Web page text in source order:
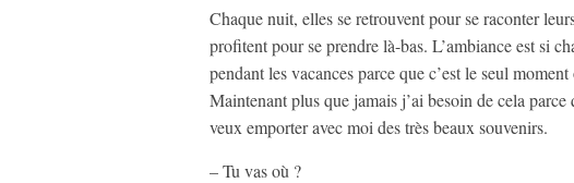
Chaque nuit, elles se retrouvent pour se raconter
profitent pour se prendre là-bas. L’ambiance est si
pendant les vacances parce que c’est le seul
Maintenant plus que jamais j’ai besoin de cela parce
veux emporter avec moi des très beaux souvenirs.
– Tu vas où ?